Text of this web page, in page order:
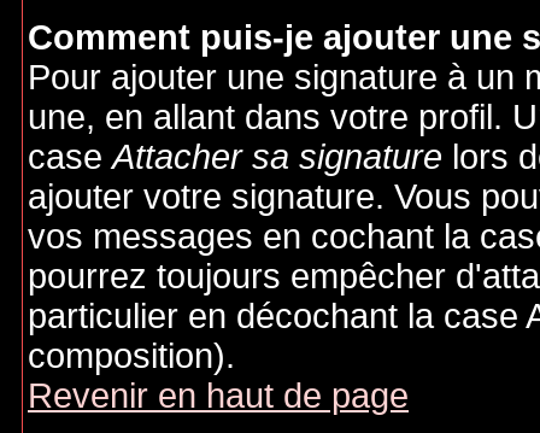
Comment puis-je ajouter une
Pour ajouter une signature à un
une, en allant dans votre profil.
caseAttacher sa signature lors
ajouter votre signature. Vous
vos messages en cochant la
pourrez toujours empêcher
particulier en décochant la case
composition).
Revenir en haut de page